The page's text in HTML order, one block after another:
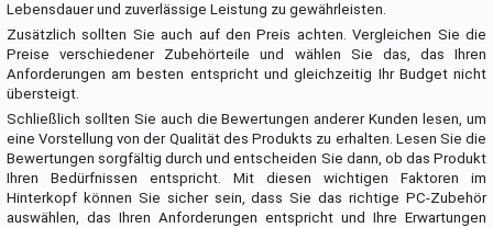
Lebensdauer und zuverlässige Leistung zu gewährleisten.
Zusätzlich sollten Sie auch auf den Preis achten. Vergleichen Sie die
Preise verschiedener Zubehörteile und wählen Sie das, das Ihren
Anforderungen am besten entspricht und gleichzeitig Ihr Budget nicht
übersteigt.
Schließlich sollten Sie auch die Bewertungen anderer Kunden lesen, um
eine Vorstellung von der Qualität des Produkts zu erhalten. Lesen Sie die
Bewertungen sorgfältig durch und entscheiden Sie dann, ob das Produkt
Ihren Bedürfnissen entspricht. Mit diesen wichtigen Faktoren im
Hinterkopf können Sie sicher sein, dass Sie das richtige PC-Zubehör
auswählen, das Ihren Anforderungen entspricht und Ihre Erwartungen